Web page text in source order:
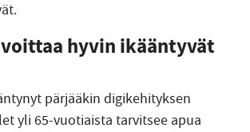
hyvin ikääntyvät
pärjääkin digikehityksen
yli 65-vuotiaista tarvitsee apua